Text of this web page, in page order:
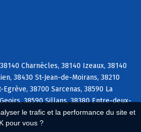
le trafic et la performance du site et
pour vous ?
Charnècles, 38140 Izeaux, 38140
38430 St-Jean-de-Moirans, 38210
38700 Sarcenas, 38590 La
38590 Sillans, 38380 Entre-deux-